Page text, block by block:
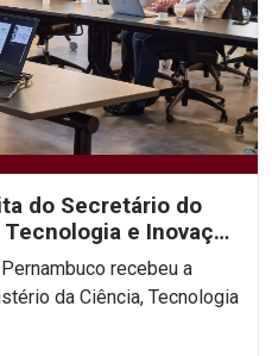
do Secretário do
e Inovação
recebeu a
da Ciência, Tecnologia